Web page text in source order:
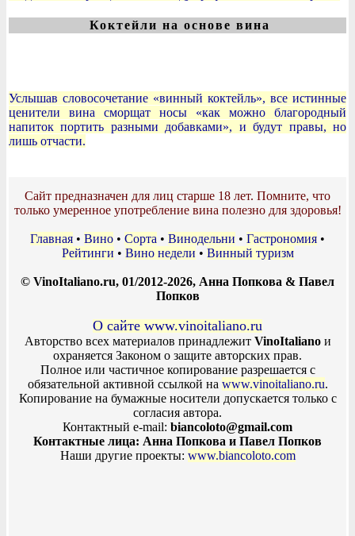
Коктейли на основе вина
Услышав словосочетание «винный коктейль», все истинные
ценители вина сморщат носы «как можно благородный
напиток портить разными добавками», и будут правы, но
лишь отчасти.
Сайт предназначен для лиц старше 18 лет. Помните, что
только умеренное употребление вина полезно для здоровья!
Главная • Вино • Сорта • Винодельни • Гастрономия •
Рейтинги • Вино недели • Винный туризм
© VinoItaliano.ru, 01/2012-2026, Анна Попкова & Павел
Попков
О сайте www.vinoitaliano.ru
Авторство всех материалов принадлежит VinoItalianoи
охраняется Законом о защите авторских прав.
Полное или частичное копирование разрешается с
обязательной активной ссылкой на www.vinoitaliano.ru.
Копирование на бумажные носители допускается только с
согласия автора.
Контактный e-mail: biancoloto@gmail.com
Контактные лица: Анна Попкова и Павел Попков
Наши другие проекты: www.biancoloto.com